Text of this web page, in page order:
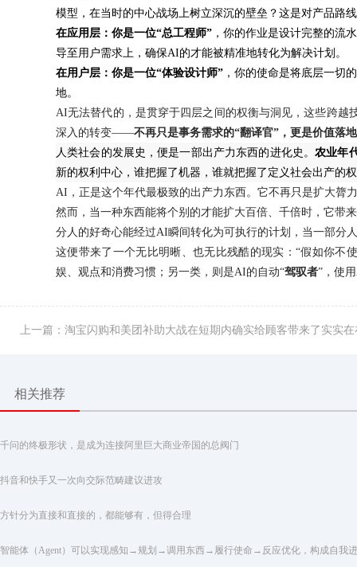
模型，在当时的中心战场上树立深沉的壁垒？这是对产品路
在应用层：你是一位“总工程师” ，你的作业是设计完整的流
导至用户需求上，确保AI的才能被精准地转化为解决计划。
在用户层：你是一位“体验设计师” ，你的使命是将底层一切
地。
AI无法替代的，是贯穿于四层之间的权衡与洞见，这些跨
深入的转变——不再只是事务需求的“翻译官”，更是价值落
人类社会的发展史，便是一部出产力东西的进化史。农业年
新的权利中心，谁把握了机器，谁就把握了定义社会出产的
AI，正是这个年代最极致的出产力东西。它不再只是扩大膂
然而，当一种东西能将个别的才能扩大百倍、千倍时，它带
分人的好奇心能经过AI瞬间转化为可执行的计划，当一部分
这便带来了一个无比明晰、也无比残酷的现实：“假如你不
娱、观点和消费习惯；另一类，则是AI的自动“驾驭者”，使
上一篇：淘宝闪购和美团补助大战在短期内确实给顾客带来了实实
相关推荐
千问的终极形状，是成为连接阿里巨大商业帝国的总阀门
抖音和快手又一次向交际范畴建议进攻
方针分为直接和直接的，都能够有，但得合理
智能体（Agent）可以实现感知→规划→调用东西→履行使命→反应优化，构成自我